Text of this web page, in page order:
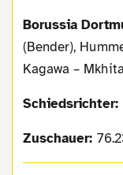
Borussia
(Bender),
Kagawa –
Schiedsrichter:
Zuschauer: